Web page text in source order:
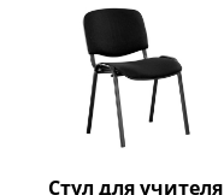
Стул для учителя